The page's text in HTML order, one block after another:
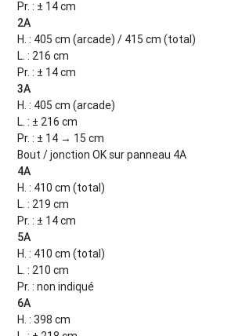
Pr. : ± 14 cm
2A
H. : 405 cm (arcade) / 415 cm (total)
L. : 216 cm
Pr. : ± 14 cm
3A
H. : 405 cm (arcade)
L. : ± 216 cm
Pr. : ± 14 → 15 cm
Bout / jonction OK sur panneau 4A
4A
H. : 410 cm (total)
L. : 219 cm
Pr. : ± 14 cm
5A
H. : 410 cm (total)
L. : 210 cm
Pr. : non indiqué
6A
H. : 398 cm